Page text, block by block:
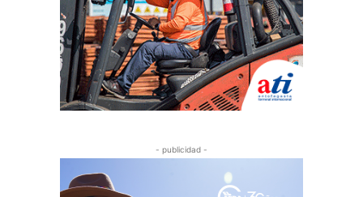
- publicidad -